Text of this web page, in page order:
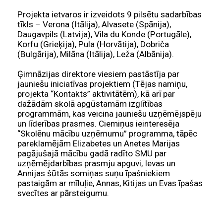
Projekta ietvaros ir izveidots 9 pilsētu sadarbības
tīkls – Verona (Itālija), Alvasete (Spānija),
Daugavpils (Latvija), Vila du Konde (Portugāle),
Korfu (Grieķija), Pula (Horvātija), Dobriča
(Bulgārija), Milāna (Itālija), Leža (Albānija).
Ģimnāzijas direktore viesiem pastāstīja par
jauniešu iniciatīvas projektiem (Tējas namiņu,
projekta “Kontakts” aktivitātēm), kā arī par
dažādām skolā apgūstamām izglītības
programmām, kas veicina jauniešu uzņēmējspēju
un līderības prasmes. Ciemiņus ieinteresēja
“Skolēnu mācību uzņēmumu” programma, tāpēc
pareklamējām Elizabetes un Anetes Marijas
pagājušajā mācību gadā radīto SMU par
uzņēmējdarbības prasmju apguvi, Ievas un
Annijas šūtās somiņas suņu īpašniekiem
pastaigām ar mīluļie, Annas, Kitijas un Evas īpašas
svecītes ar pārsteigumu.